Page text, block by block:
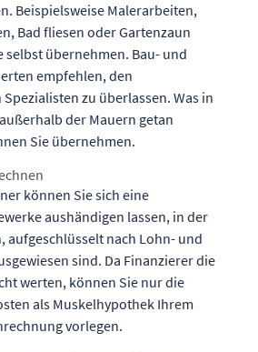
Beispielsweise Malerarbeiten,
Bad fliesen oder Gartenzaun
selbst übernehmen. Bau- und
empfehlen, den
zu überlassen. Was in
der Mauern getan
Sie übernehmen.
können Sie sich eine
aushändigen lassen, in der
aufgeschlüsselt nach Lohn- und
sind. Da Finanzierer die
werten, können Sie nur die
als Muskelhypothek Ihrem
vorlegen.